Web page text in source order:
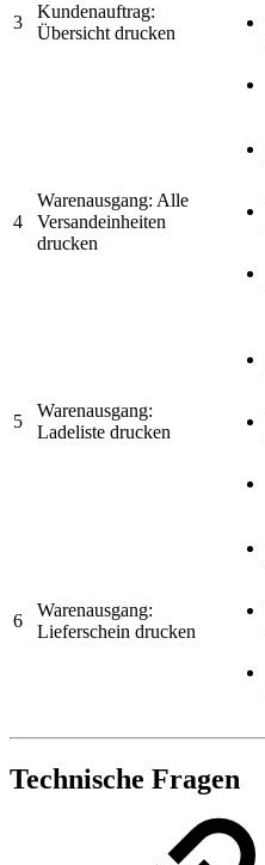
3
Kundenauftrag:
Übersicht drucken
4
Warenausgang: Alle
Versandeinheiten
drucken
5
Warenausgang:
Ladeliste drucken
6
Warenausgang:
Lieferschein drucken
Technische Fragen